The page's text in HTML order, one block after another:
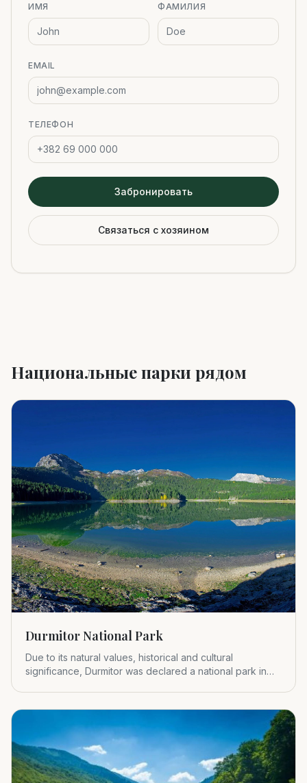
ИМЯ ФАМИЛИЯ
EMAIL
ТЕЛЕФОН
Забронировать
Связаться с хозяином
Национальные парки рядом
Durmitor National Park
Due to its natural values, historical and cultural
significance, Durmitor was declared a national park in